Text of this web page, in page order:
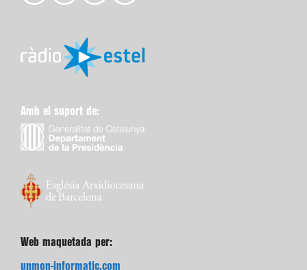
Amb el suport de:
Web maquetada per:
unmon-informatic.com